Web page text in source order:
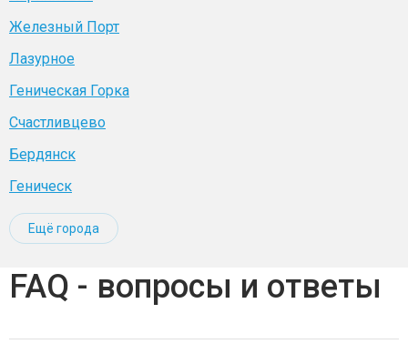
Железный Порт
Лазурное
Геническая Горка
Счастливцево
Бердянск
Геническ
Ещё города
FAQ - вопросы и ответы